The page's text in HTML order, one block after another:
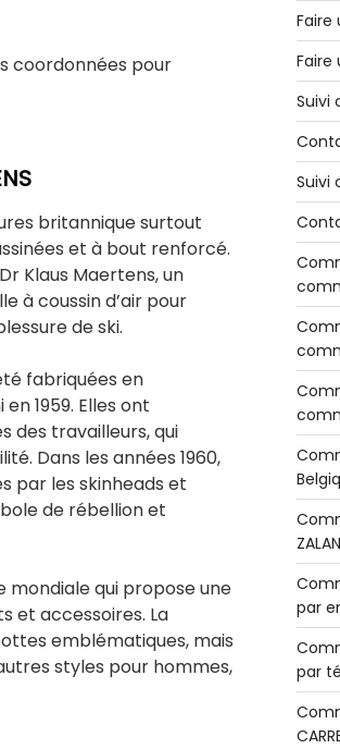
coordonnées pour
britannique surtout
et à bout renforcé.
Klaus Maertens, un
à coussin d’air pour
de ski.
fabriquées en
1959. Elles ont
des travailleurs, qui
Dans les années 1960,
par les skinheads et
de rébellion et
mondiale qui propose une
et accessoires. La
emblématiques, mais
styles pour hommes,
Faire
Faire
Suivi
Suivi
par
par